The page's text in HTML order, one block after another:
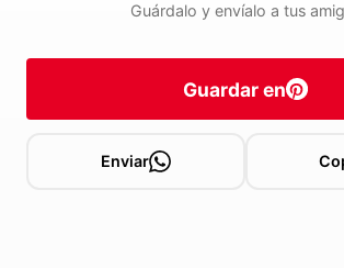
Guárdalo y envíalo a tus
Guardar en
Enviar